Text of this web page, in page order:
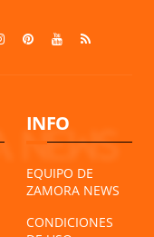
INFO
EQUIPO DE
ZAMORA NEWS
CONDICIONES